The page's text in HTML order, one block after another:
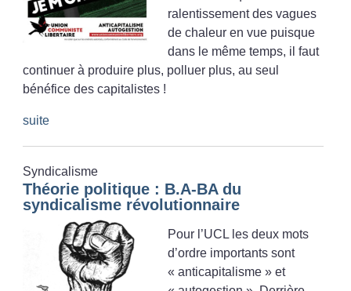
ralentissement des vagues
de chaleur en vue puisque
dans le même temps, il faut
continuer à produire plus, polluer plus, au seul
bénéfice des capitalistes !
suite
Syndicalisme
Théorie politique : B.A-BA du
syndicalisme révolutionnaire
Pour l’UCL les deux mots
d’ordre importants sont
« anticapitalisme » et